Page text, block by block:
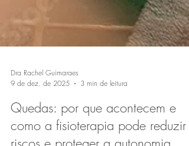
Dra Rachel Guimaraes
3 min de leitura